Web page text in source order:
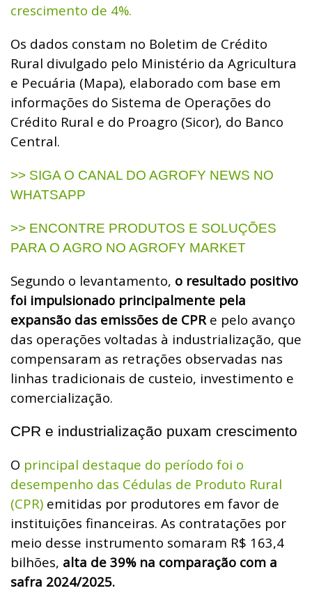
crescimento de 4%.
Os dados constam no Boletim de Crédito
Rural divulgado pelo Ministério da Agricultura
e Pecuária (Mapa), elaborado com base em
informações do Sistema de Operações do
Crédito Rural e do Proagro (Sicor), do Banco
Central.
>> SIGA O CANAL DO AGROFY NEWS NO
WHATSAPP
>> ENCONTRE PRODUTOS E SOLUÇÕES
PARA O AGRO NO AGROFY MARKET
Segundo o levantamento, o resultado positivo
foi impulsionado principalmente pela
expansão das emissões de CPR e pelo avanço
das operações voltadas à industrialização, que
compensaram as retrações observadas nas
linhas tradicionais de custeio, investimento e
comercialização.
CPR e industrialização puxam crescimento
O principal destaque do período foi o
desempenho das Cédulas de Produto Rural
(CPR) emitidas por produtores em favor de
instituições financeiras. As contratações por
meio desse instrumento somaram R$ 163,4
bilhões, alta de 39% na comparação com a
safra 2024/2025.